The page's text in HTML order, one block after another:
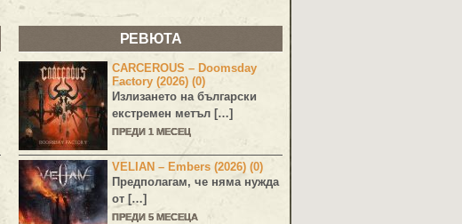
РЕВЮТА
CARCEROUS – Doomsday
Factory (2026) (0)
Излизането на български
екстремен метъл […]
ПРЕДИ 1 МЕСЕЦ
VELIAN – Embers (2026) (0)
Предполагам, че няма нужда
от […]
ПРЕДИ 5 МЕСЕЦА